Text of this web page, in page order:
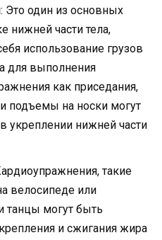
: Это один из основных
нижней части тела,
использование грузов
для выполнения
как приседания,
подъемы на носки могут
нижней части
такие
велосипеде или
танцы могут быть
и сжигания жира